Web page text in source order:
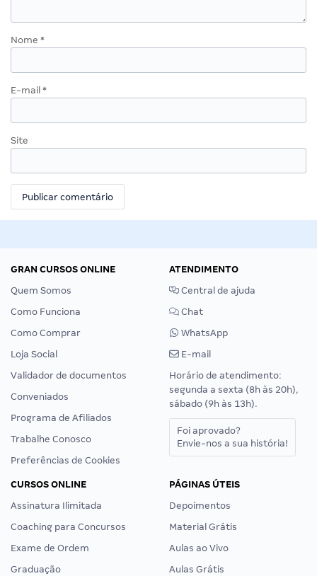
Nome *
E-mail *
Site
GRAN CURSOS ONLINE
Quem Somos
Como Funciona
Como Comprar
Loja Social
Validador de documentos
Conveniados
Programa de Afiliados
Trabalhe Conosco
Preferências de Cookies
ATENDIMENTO
Central de ajuda
Chat
WhatsApp
E-mail
Horário de atendimento:
segunda a sexta (8h às 20h),
sábado (9h às 13h).
Foi aprovado?
Envie-nos a sua história!
CURSOS ONLINE
Assinatura Ilimitada
Coaching para Concursos
Exame de Ordem
Graduação
PÁGINAS ÚTEIS
Depoimentos
Material Grátis
Aulas ao Vivo
Aulas Grátis